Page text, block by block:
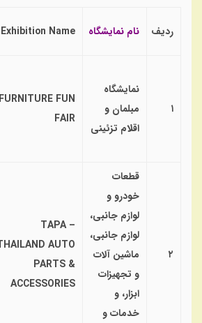
ردیف نام نمایشگاه Exhibition Name
۱
نمایشگاه
مبلمان و
اقلام تزئینی
FURNITURE FUN
FAIR
۲
قطعات
خودرو و
لوازم جانبی،
لوازم جانبی،
ماشین آلات
و تجهیزات
ابزار، و
خدمات و
TAPA –
AUTO
PARTS &
ACCESSORIES